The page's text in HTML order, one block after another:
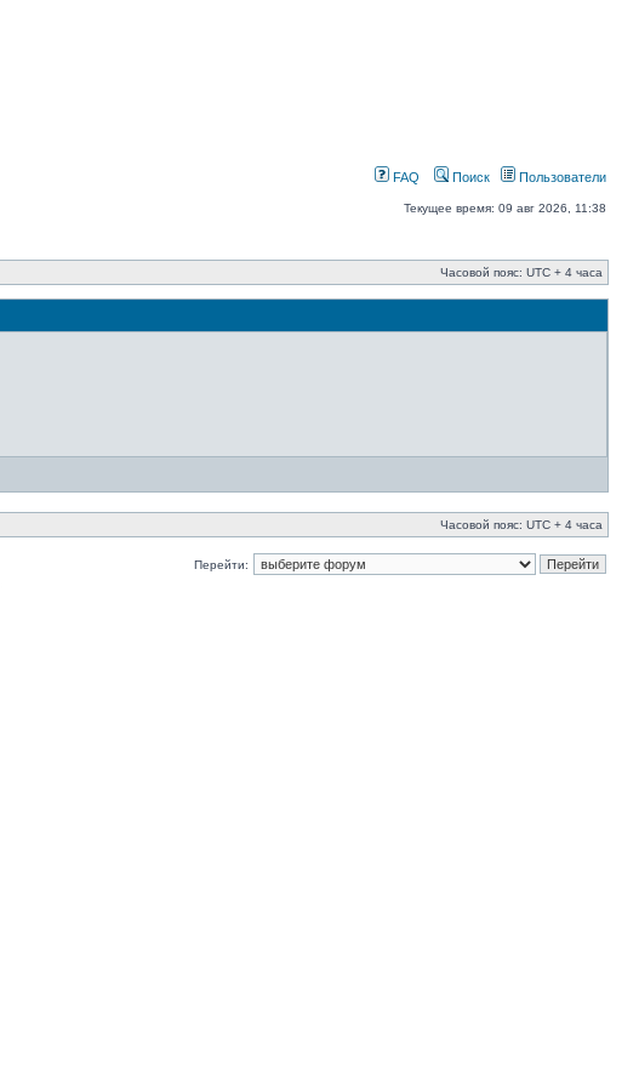
FAQ Поиск Пользователи
Текущее время: 09 авг 2026, 11:38
Часовой пояс: UTC + 4 часа
Часовой пояс: UTC + 4 часа
Перейти: